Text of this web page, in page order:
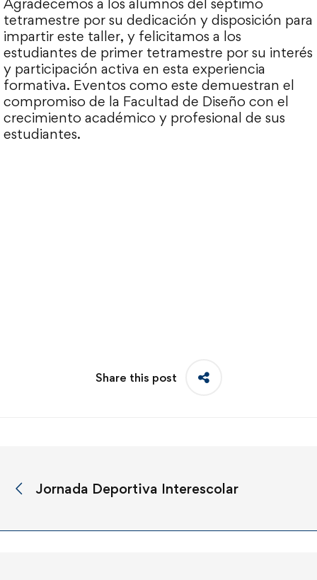
tetramestre por su dedicación y disposición para
impartir este taller, y felicitamos a los
estudiantes de primer tetramestre por su interés
y participación activa en esta experiencia
formativa. Eventos como este demuestran el
compromiso de la Facultad de Diseño con el
crecimiento académico y profesional de sus
estudiantes.
Share this post
Jornada Deportiva Interescolar